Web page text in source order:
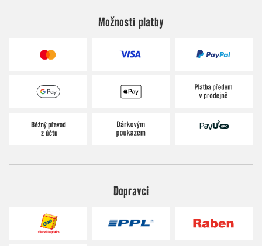
Možnosti platby
Dopravci